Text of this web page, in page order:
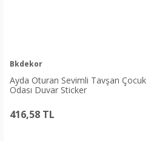
Bkdekor
Ayda Oturan Sevimli Tavşan Çocuk
Odası Duvar Sticker
416,58 TL